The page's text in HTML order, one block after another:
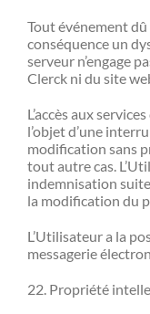
Tout événement
conséquence un
serveur n’engage
Clerck ni du site
L’accès aux
l’objet d’une
modification sans
tout autre cas.
indemnisation
la modification du
L’Utilisateur a la
messagerie
22. Propriété